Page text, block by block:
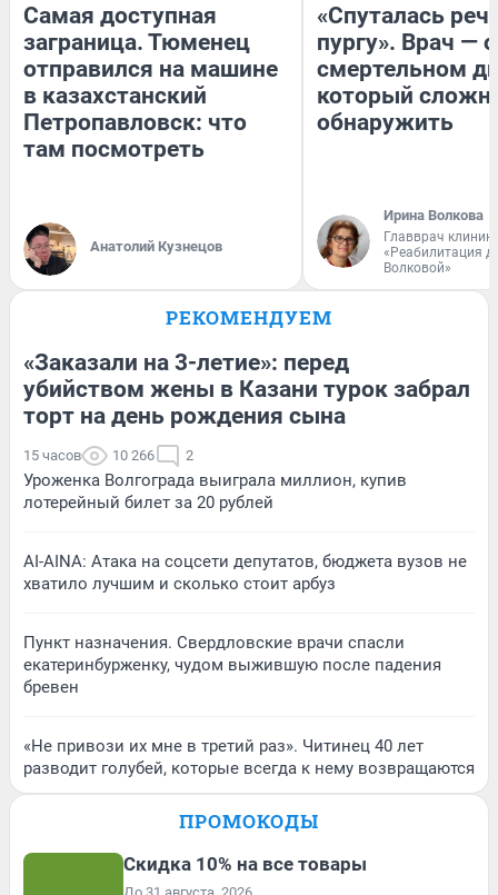
Самая доступная
заграница. Тюменец
отправился на машине
в казахстанский
Петропавловск: что
там посмотреть
Анатолий Кузнецов
«Спуталась
пургу». Врач — о
смертельном
который
обнаружить
Ирина Волкова
Главврач
«Реабилитация
Волковой»
РЕКОМЕНДУЕМ
«Заказали на 3-летие»: перед
убийством жены в Казани турок забрал
торт на день рождения сына
15 часов 10 266 2
Уроженка Волгограда выиграла миллион, купив
лотерейный билет за 20 рублей
AI-AINA: Атака на соцсети депутатов, бюджета вузов не
хватило лучшим и сколько стоит арбуз
Пункт назначения. Свердловские врачи спасли
екатеринбурженку, чудом выжившую после падения
бревен
«Не привози их мне в третий раз». Читинец 40 лет
разводит голубей, которые всегда к нему возвращаются
ПРОМОКОДЫ
Скидка 10% на все товары